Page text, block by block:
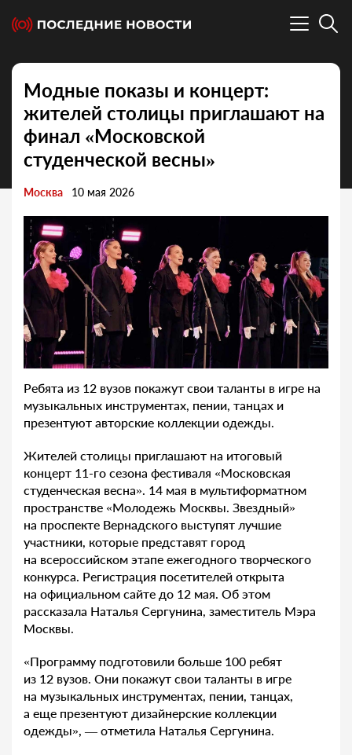
Модные показы и концерт:
жителей столицы приглашают на
финал «Московской
студенческой весны»
Москва 10 мая 2026
Ребята из 12 вузов покажут свои таланты в игре на
музыкальных инструментах, пении, танцах и
презентуют авторские коллекции одежды.
Жителей столицы приглашают на итоговый
концерт 11-го сезона фестиваля «Московская
студенческая весна». 14 мая в мультиформатном
пространстве «Молодежь Москвы. Звездный»
на проспекте Вернадского выступят лучшие
участники, которые представят город
на всероссийском этапе ежегодного творческого
конкурса. Регистрация посетителей открыта
на официальном сайте до 12 мая. Об этом
рассказала Наталья Сергунина, заместитель Мэра
Москвы.
«Программу подготовили больше 100 ребят
из 12 вузов. Они покажут свои таланты в игре
на музыкальных инструментах, пении, танцах,
а еще презентуют дизайнерские коллекции
одежды», — отметила Наталья Сергунина.